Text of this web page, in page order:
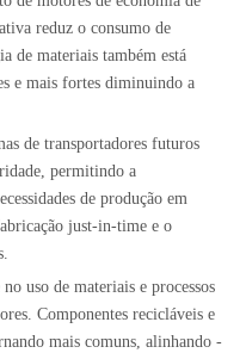
reduz o consumo de
de materiais também está
e mais fortes diminuindo a
de transportadores futuros
permitindo a
de produção em
just-in-time e o
uso de materiais e processos
Componentes recicláveis ​​e
mais comuns, alinhando -